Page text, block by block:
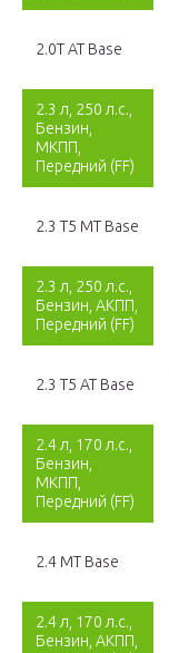
2.0T AT Base
2.3 л, 250 л.с.,
Бензин,
МКПП,
Передний (FF)
2.3 T5 MT Base
2.3 л, 250 л.с.,
Бензин, АКПП,
Передний (FF)
2.3 T5 AT Base
2.4 л, 170 л.с.,
Бензин,
МКПП,
Передний (FF)
2.4 MT Base
2.4 л, 170 л.с.,
Бензин, АКПП,